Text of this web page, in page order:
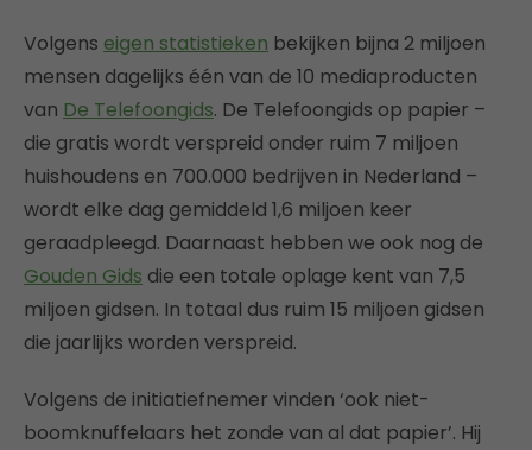
Volgens eigen statistieken bekijken bijna 2 miljoen
mensen dagelijks één van de 10 mediaproducten
van De Telefoongids. De Telefoongids op papier –
die gratis wordt verspreid onder ruim 7 miljoen
huishoudens en 700.000 bedrijven in Nederland –
wordt elke dag gemiddeld 1,6 miljoen keer
geraadpleegd. Daarnaast hebben we ook nog de
Gouden Gids die een totale oplage kent van 7,5
miljoen gidsen. In totaal dus ruim 15 miljoen gidsen
die jaarlijks worden verspreid.
Volgens de initiatiefnemer vinden ‘ook niet-
boomknuffelaars het zonde van al dat papier’. Hij